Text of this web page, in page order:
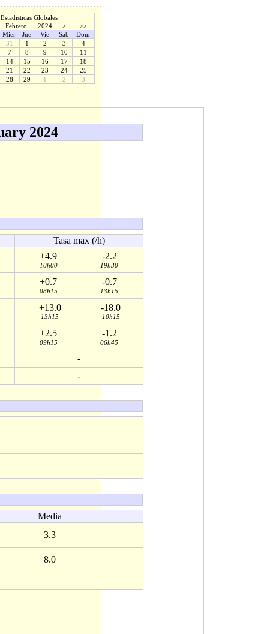
Estadisticas Globales
Febrero 2024 >
>>
Mier Jue Vie Sab
Dom
31 1 2 3
4
7 8 9 10
11
14 15 16 17
18
21 22 23 24
25
28 29 1 2 3